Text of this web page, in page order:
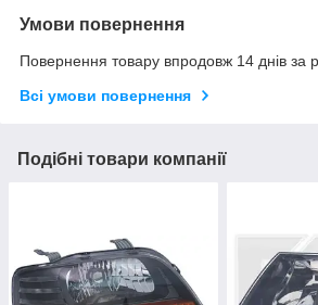
Умови повернення
Повернення товару впродовж 14 днів за
Всі умови повернення
Подібні товари компанії